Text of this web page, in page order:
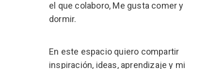
el que colaboro, Me gusta comer y
dormir.
En este espacio quiero compartir
inspiración, ideas, aprendizaje y mi